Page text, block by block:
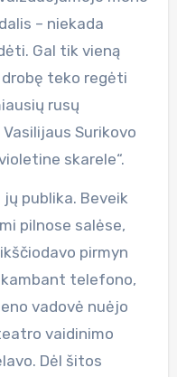
– niekada
Gal tik vieną
teko regėti
rusų
Surikovo
skarele“.
publika. Beveik
pilnose salėse,
pirmyn
telefono,
vadovė nuėjo
vaidinimo
Dėl šitos